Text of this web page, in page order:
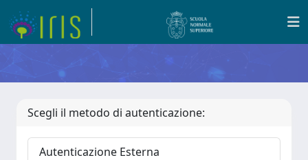
Scegli il metodo di autenticazione:
Autenticazione Esterna